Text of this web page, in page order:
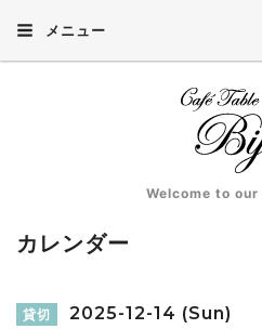
メニュー
Welcome to
カレンダー
貸切 2025-12-14 (Sun)